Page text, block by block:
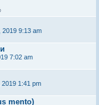
2019 9:13 am
7:02 am
2019 1:41 pm
mento)